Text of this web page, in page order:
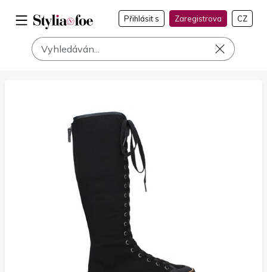
Přihlásit s Zaregistrova CZ